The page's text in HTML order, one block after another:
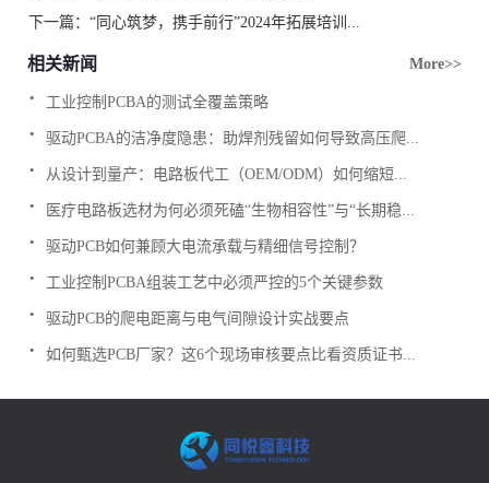
下一篇：“同心筑梦，携手前行”2024年拓展培训...
相关新闻 More>>
工业控制PCBA的测试全覆盖策略
.
驱动PCBA的洁净度隐患：助焊剂残留如何导致高压爬...
.
从设计到量产：电路板代工（OEM/ODM）如何缩短...
.
医疗电路板选材为何必须死磕“生物相容性”与“长期稳...
.
驱动PCB如何兼顾大电流承载与精细信号控制？
.
工业控制PCBA组装工艺中必须严控的5个关键参数
.
驱动PCB的爬电距离与电气间隙设计实战要点
.
如何甄选PCB厂家？这6个现场审核要点比看资质证书...
.